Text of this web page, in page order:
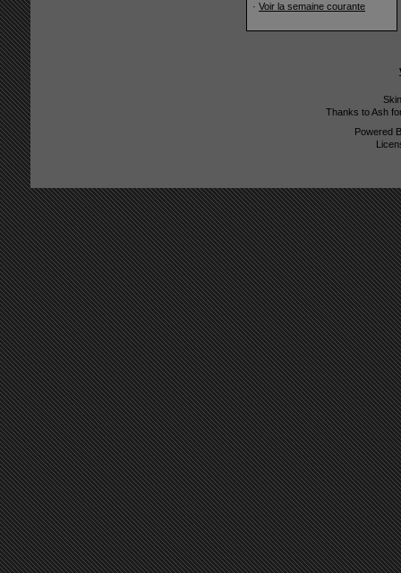
·Voir la semaine courante
Thanks to Ash
Powered